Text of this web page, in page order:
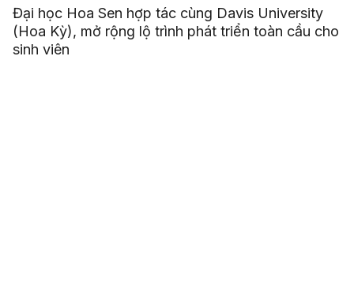
Đại học Hoa Sen hợp tác cùng Davis University
(Hoa Kỳ), mở rộng lộ trình phát triển toàn cầu cho
sinh viên